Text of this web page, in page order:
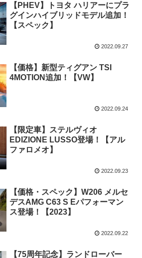
【PHEV】トヨタ ハリアーにプラ
グインハイブリッドモデル追加！
【スペック】
2022.09.27
【価格】新型ティグアン TSI
4MOTION追加！【VW】
2022.09.24
【限定車】ステルヴィオ
EDIZIONE LUSSO登場！【アル
ファロメオ】
2022.09.23
【価格・スペック】W206 メルセ
デスAMG C63 S Eパフォーマン
ス登場！【2023】
2022.09.22
【75周年記念】ランドローバー